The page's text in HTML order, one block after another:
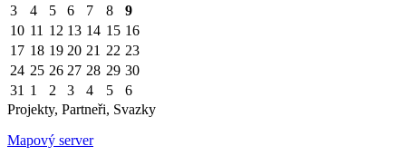
3
4 5 6 7 8
9
10 11 12 13 14 15 16
17 18 19 20 21 22 23
24 25 26 27 28 29 30
31 1 2 3 4 5
6
Projekty, Partneři, Svazky
Mapový server